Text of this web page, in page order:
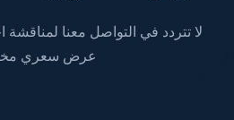
لا تتردد في التواصل معنا
عرض سعري